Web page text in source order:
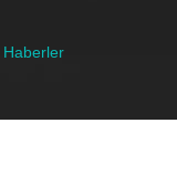
Haberler